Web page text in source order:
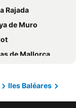
Rajada
de Muro
de Mallorca
Iles Baléares